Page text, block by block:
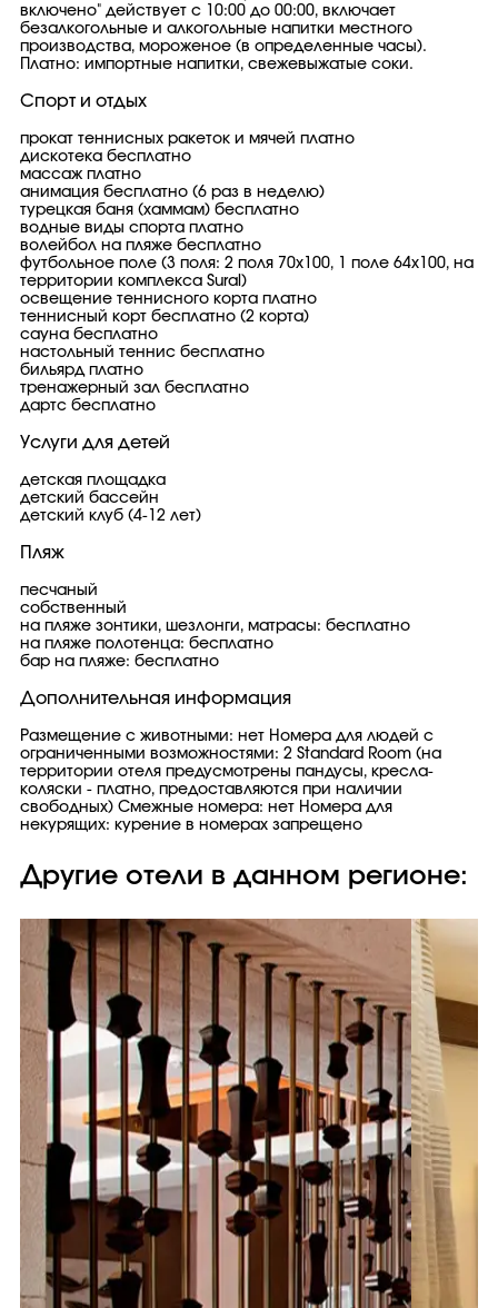
включено" действует с 10:00 до 00:00, включает
безалкогольные и алкогольные напитки местного
производства, мороженое (в определенные часы).
Платно: импортные напитки, свежевыжатые соки.
Спорт и отдых
прокат теннисных ракеток и мячей платно
дискотека бесплатно
массаж платно
анимация бесплатно (6 раз в неделю)
турецкая баня (хаммам) бесплатно
водные виды спорта платно
волейбол на пляже бесплатно
футбольное поле (3 поля: 2 поля 70x100, 1 поле 64x100, на
территории комплекса Sural)
освещение теннисного корта платно
теннисный корт бесплатно (2 корта)
сауна бесплатно
настольный теннис бесплатно
бильярд платно
тренажерный зал бесплатно
дартс бесплатно
Услуги для детей
детская площадка
детский бассейн
детский клуб (4-12 лет)
Пляж
песчаный
собственный
на пляже зонтики, шезлонги, матрасы: бесплатно
на пляже полотенца: бесплатно
бар на пляже: бесплатно
Дополнительная информация
Размещение с животными: нет Номера для людей с
ограниченными возможностями: 2 Standard Room (на
территории отеля предусмотрены пандусы, кресла-
коляски - платно, предоставляются при наличии
свободных) Смежные номера: нет Номера для
некурящих: курение в номерах запрещено
Другие отели в данном регионе: